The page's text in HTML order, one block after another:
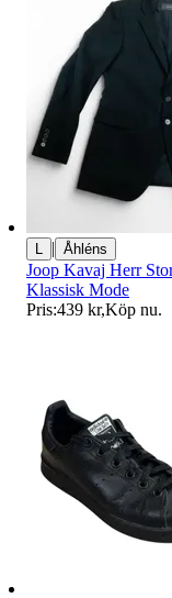
| Åhléns
Joop Kavaj Herr
Klassisk Mode
Pris:439 kr,Köp nu.